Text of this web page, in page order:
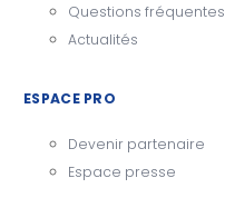
Questions fréquentes
Actualités
ESPACE PRO
Devenir partenaire
Espace presse